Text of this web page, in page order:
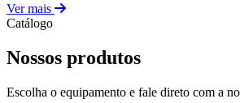
Ver mais
Catálogo
Nossos produtos
Escolha o equipamento e fale direto com a